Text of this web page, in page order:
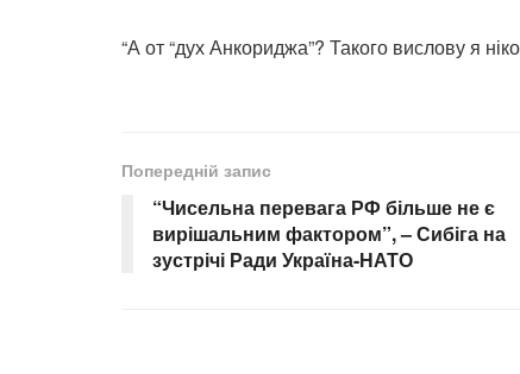
“А от “дух Анкориджа”? Такого вислову я
Попередній запис
“Чисельна перевага РФ більше не є
вирішальним фактором”, – Сибіга на
зустрічі Ради Україна-НАТО